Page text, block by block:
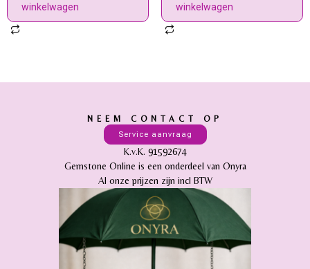
winkelwagen
winkelwagen
NEEM CONTACT OP
Service aanvraag
K.v.K. 91592674
Gemstone Online is een onderdeel van Onyra
Al onze prijzen zijn incl BTW